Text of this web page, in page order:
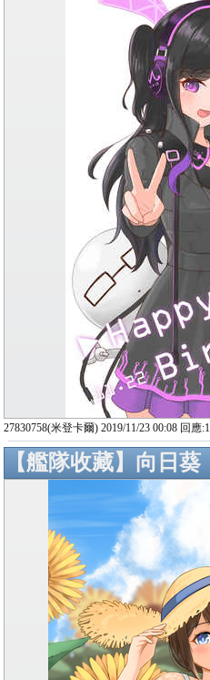
27830758(米登卡爾) 2019/11/23 00:08 回應:1
【艦隊收藏】向日葵